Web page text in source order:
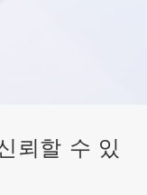
뢰할 수 있